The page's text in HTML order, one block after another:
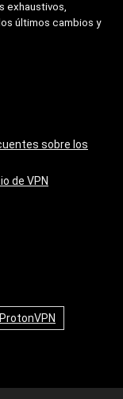
exhaustivos,
últimos cambios y
sobre los
de VPN
ProtonVPN